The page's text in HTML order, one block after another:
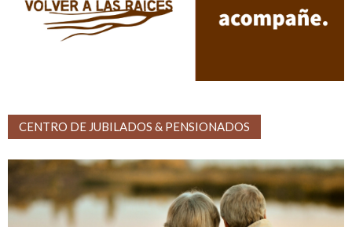
CENTRO DE JUBILADOS & PENSIONADOS